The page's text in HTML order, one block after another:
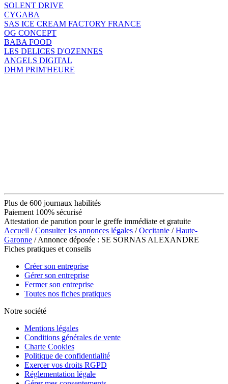
SOLENT DRIVE
CYGABA
SAS ICE CREAM FACTORY FRANCE
OG CONCEPT
BABA FOOD
LES DELICES D'OZENNES
ANGELS DIGITAL
DHM PRIM'HEURE
Plus de 600 journaux habilités
Paiement 100% sécurisé
Attestation de parution pour le greffe immédiate et gratuite
Accueil /Consulter les annonces légales /Occitanie /Haute-
Garonne / Annonce déposée : SE SORNAS ALEXANDRE
Fiches pratiques et conseils
Créer son entreprise
Gérer son entreprise
Fermer son entreprise
Toutes nos fiches pratiques
Notre société
Mentions légales
Conditions générales de vente
Charte Cookies
Politique de confidentialité
Exercer vos droits RGPD
Réglementation légale